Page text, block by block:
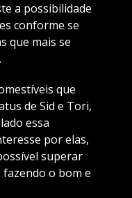
a possibilidade
conforme se
que mais se
que
de Sid e Tori,
essa
por elas,
superar
o bom e